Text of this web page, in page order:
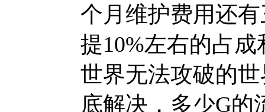
个月维护费用还
提10%左右的占
世界无法攻破的
底解决，多少G的